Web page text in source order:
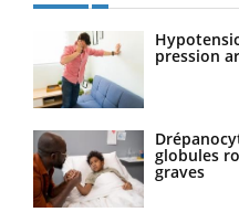
pression
globules
graves